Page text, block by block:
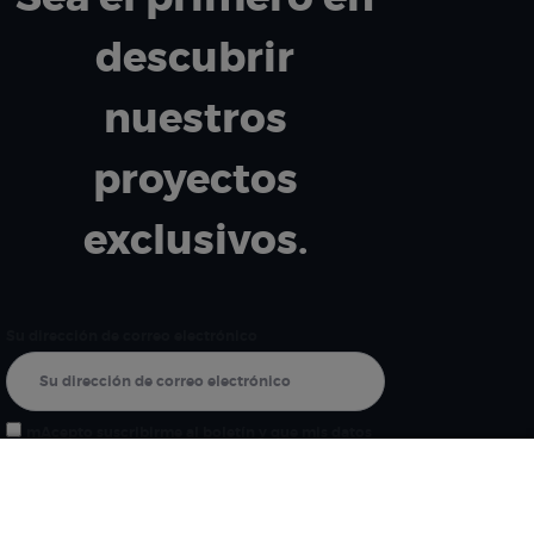
descubrir
nuestros
proyectos
exclusivos.